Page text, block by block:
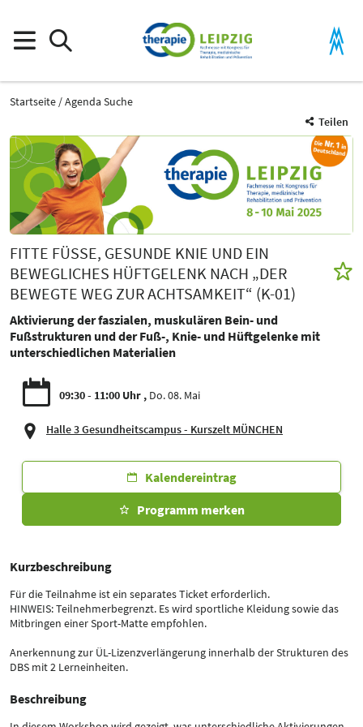
Startseite
Agenda Suche
Teilen
FITTE FÜSSE, GESUNDE KNIE UND EIN B
EWEGLICHES HÜFTGELENK NACH „DER B
EWEGTE WEG ZUR ACHTSAMKEIT“ (K-01)
Aktivierung der faszialen, muskulären Bein- und
Fußstrukturen und der Fuß-, Knie- und Hüftgelenke mit
unterschiedlichen Materialien
09:30 - 11:00 Uhr Do. 08. Mai
Halle 3 Gesundheitscampus - Kurszelt MÜNCHEN
Kalendereintrag
Programm merken
Kurzbeschreibung
Für die Teilnahme ist ein separates Ticket erforderlich.
HINWEIS: Teilnehmerbegrenzt. Es wird sportliche Kleidung sowie das
Mitbringen einer Sport-Matte empfohlen.
Anerkennung zur ÜL-Lizenzverlängerung innerhalb der Strukturen des
DBS mit 2 Lerneinheiten.
Beschreibung